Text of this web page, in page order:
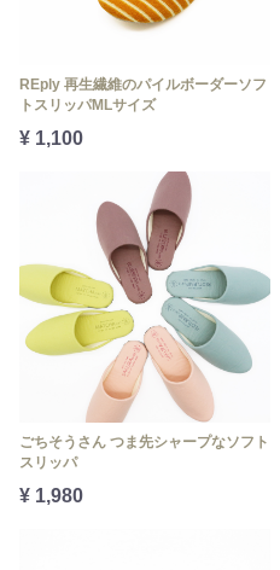
REply 再生繊維のパイルボーダーソフ
トスリッパMLサイズ
¥ 1,100
ごちそうさん つま先シャープなソフト
スリッパ
¥ 1,980